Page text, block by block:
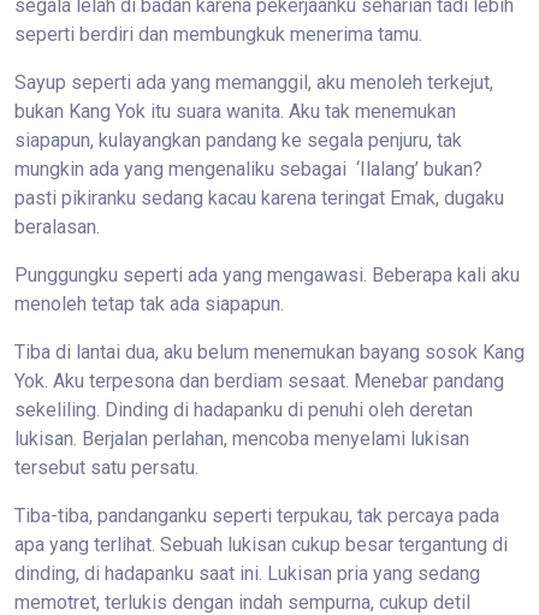
segala lelah di badan karena pekerjaanku seharian tadi lebih
seperti berdiri dan membungkuk menerima tamu.
Sayup seperti ada yang memanggil, aku menoleh terkejut,
bukan Kang Yok itu suara wanita. Aku tak menemukan
siapapun, kulayangkan pandang ke segala penjuru, tak
mungkin ada yang mengenaliku sebagai ‘Ilalang’ bukan?
pasti pikiranku sedang kacau karena teringat Emak, dugaku
beralasan.
Punggungku seperti ada yang mengawasi. Beberapa kali aku
menoleh tetap tak ada siapapun.
Tiba di lantai dua, aku belum menemukan bayang sosok Kang
Yok. Aku terpesona dan berdiam sesaat. Menebar pandang
sekeliling. Dinding di hadapanku di penuhi oleh deretan
lukisan. Berjalan perlahan, mencoba menyelami lukisan
tersebut satu persatu.
Tiba-tiba, pandanganku seperti terpukau, tak percaya pada
apa yang terlihat. Sebuah lukisan cukup besar tergantung di
dinding, di hadapanku saat ini. Lukisan pria yang sedang
memotret, terlukis dengan indah sempurna, cukup detil